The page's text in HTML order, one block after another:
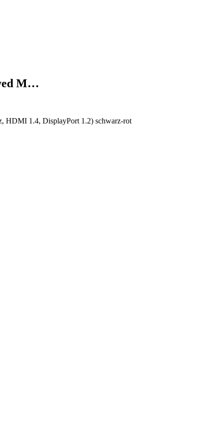
M…
HDMI 1.4, DisplayPort 1.2) schwarz-rot